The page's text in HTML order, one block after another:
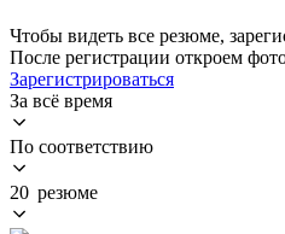
Чтобы видеть все резюме,
После регистрации откроем
Зарегистрироваться
За всё время
По соответствию
20 резюме